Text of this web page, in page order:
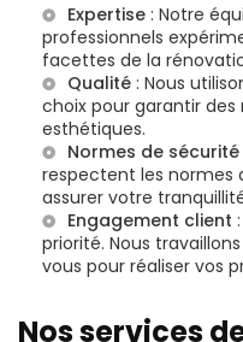
Expertise : Notre
professionnels
facettes de la
Qualité : Nous
choix pour garantir
esthétiques.
Normes de sécurité
respectent les normes
assurer votre
Engagement client
priorité. Nous
vous pour réaliser vos
Nos services